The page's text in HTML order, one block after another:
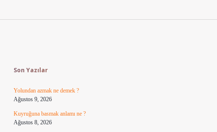
Son Yazılar
Yolundan azmak ne demek ?
Ağustos 9, 2026
Kuyruğuna basmak anlamı ne ?
Ağustos 8, 2026